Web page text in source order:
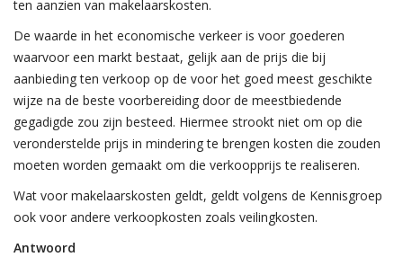
ten aanzien van makelaarskosten.
De waarde in het economische verkeer is voor goederen
waarvoor een markt bestaat, gelijk aan de prijs die bij
aanbieding ten verkoop op de voor het goed meest geschikte
wijze na de beste voorbereiding door de meestbiedende
gegadigde zou zijn besteed. Hiermee strookt niet om op die
veronderstelde prijs in mindering te brengen kosten die zouden
moeten worden gemaakt om die verkoopprijs te realiseren.
Wat voor makelaarskosten geldt, geldt volgens de Kennisgroep
ook voor andere verkoopkosten zoals veilingkosten.
Antwoord